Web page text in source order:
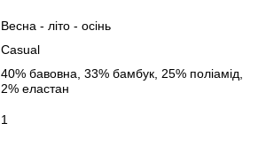
Весна - літо - осінь
Casual
40% бавовна, 33% бамбук, 25% поліамід,
2% еластан
1